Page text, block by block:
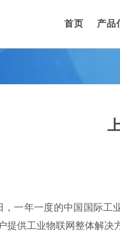
首页 产品
，一年一度的中国国际工
提供工业物联网整体解决